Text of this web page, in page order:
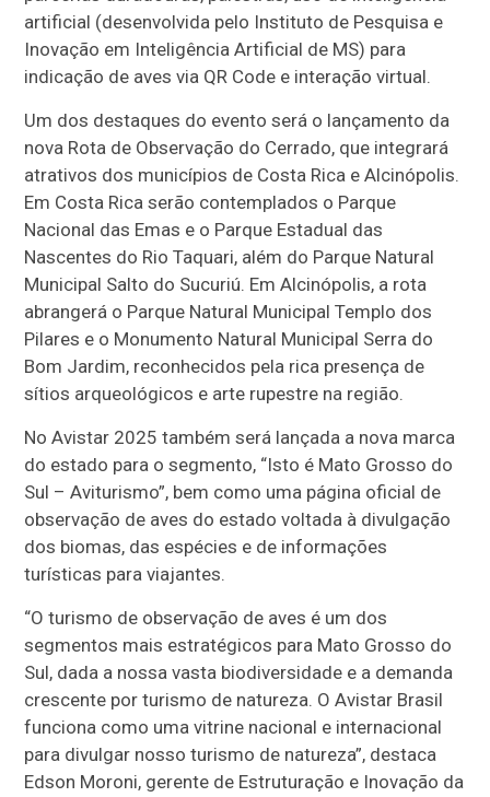
artificial (desenvolvida pelo Instituto de Pesquisa e
Inovação em Inteligência Artificial de MS) para
indicação de aves via QR Code e interação virtual.
Um dos destaques do evento será o lançamento da
nova Rota de Observação do Cerrado, que integrará
atrativos dos municípios de Costa Rica e Alcinópolis.
Em Costa Rica serão contemplados o Parque
Nacional das Emas e o Parque Estadual das
Nascentes do Rio Taquari, além do Parque Natural
Municipal Salto do Sucuriú. Em Alcinópolis, a rota
abrangerá o Parque Natural Municipal Templo dos
Pilares e o Monumento Natural Municipal Serra do
Bom Jardim, reconhecidos pela rica presença de
sítios arqueológicos e arte rupestre na região.
No Avistar 2025 também será lançada a nova marca
do estado para o segmento, “Isto é Mato Grosso do
Sul – Aviturismo”, bem como uma página oficial de
observação de aves do estado voltada à divulgação
dos biomas, das espécies e de informações
turísticas para viajantes.
“O turismo de observação de aves é um dos
segmentos mais estratégicos para Mato Grosso do
Sul, dada a nossa vasta biodiversidade e a demanda
crescente por turismo de natureza. O Avistar Brasil
funciona como uma vitrine nacional e internacional
para divulgar nosso turismo de natureza”, destaca
Edson Moroni, gerente de Estruturação e Inovação da